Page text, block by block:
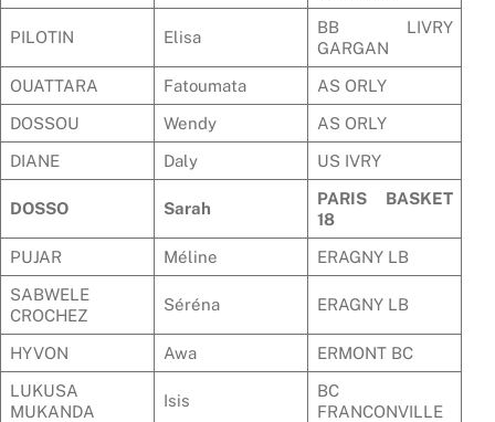
PILOTIN Elisa
BB LIVRY
GARGAN
OUATTARA
Fatoumata
AS ORLY
DOSSOU
Wendy
AS ORLY
DIANE
Daly US IVRY
DOSSO Sarah
PARIS BASKET
18
PUJAR
Méline
ERAGNY LB
SABWELE
CROCHEZ
Séréna ERAGNY LB
HYVON Awa
ERMONT BC
LUKUSA
MUKANDA
Isis
BC
FRANCONVILLE